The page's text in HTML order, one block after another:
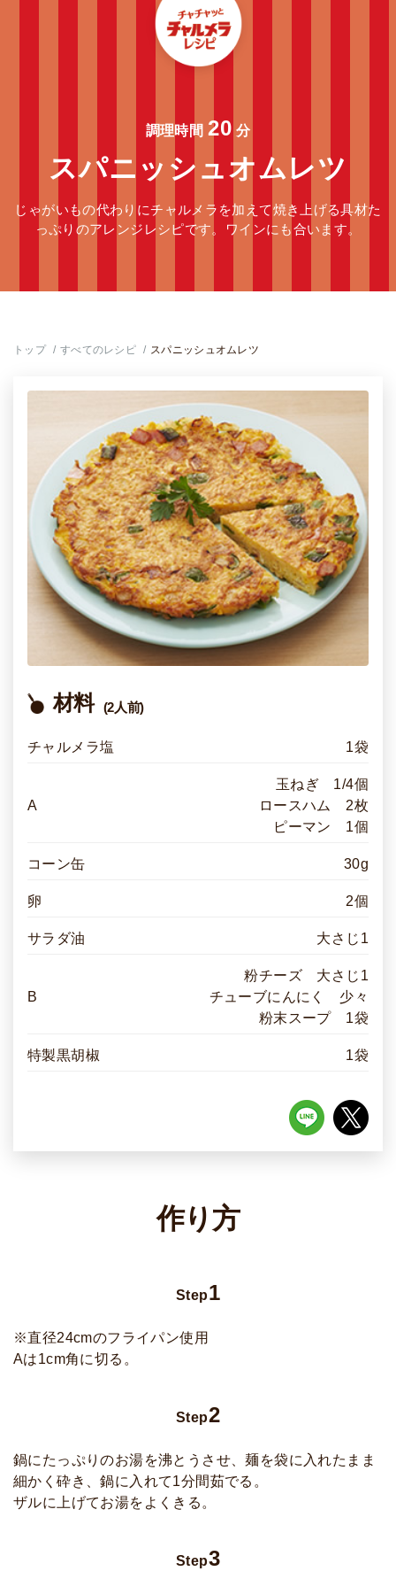
調理時間 20 分
スパニッシュオムレツ
じゃがいもの代わりにチャルメラを加えて焼き上げる具材た
っぷりのアレンジレシピです。ワインにも合います。
トップ すべてのレシピ スパニッシュオムレツ
材料 (2人前)
チャルメラ塩 1袋
A
玉ねぎ 1/4個
ロースハム 2枚
ピーマン 1個
コーン缶 30g
卵 2個
サラダ油 大さじ1
B
粉チーズ 大さじ1
チューブにんにく 少々
粉末スープ 1袋
特製黒胡椒 1袋
作り方
Step1
※直径24cmのフライパン使用
Aは1cm角に切る。
Step2
鍋にたっぷりのお湯を沸とうさせ、麺を袋に入れたまま
細かく砕き、鍋に入れて1分間茹でる。
ザルに上げてお湯をよくきる。
Step3